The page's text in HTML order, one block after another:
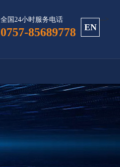
全国24小时服务电话
0757-85689778 EN
-->